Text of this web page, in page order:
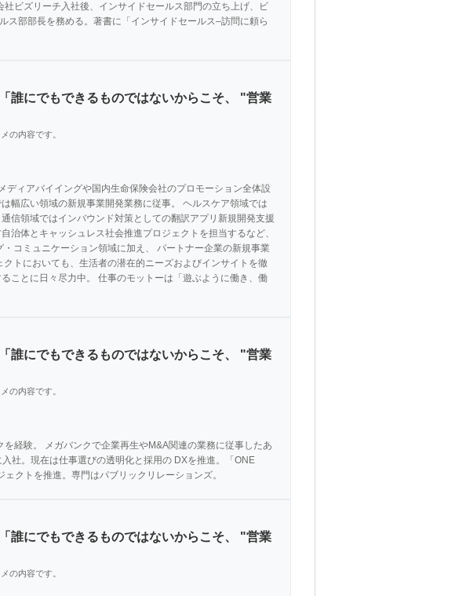
ビズリーチ⼊社後、インサイドセールス部⾨の⽴ち上げ、ビ
ス部部⻑を務める。著書に「インサイドセールス–訪問に頼ら
誰にでもできるものではないからこそ、 "営業
の内容です。
ィアバイイングや国内生命保険会社のプロモーション全体設
幅広い領域の新規事業開発業務に従事。 ヘルスケア領域では
信領域ではインバウンド対策としての翻訳アプリ新規開発支援
治体とキャッシュレス社会推進プロジェクトを担当するなど、
コミュニケーション領域に加え、 パートナー企業の新規事業
トにおいても、生活者の潜在的ニーズおよびインサイトを徹
ことに日々尽力中。 仕事のモットーは「遊ぶように働き、働
誰にでもできるものではないからこそ、 "営業
の内容です。
経験。 メガバンクで企業再⽣やM&A関連の業務に従事したあ
社。現在は仕事選びの透明化と採⽤の DXを推進。「ONE
クトを推進。専⾨はパブリックリレーションズ。
誰にでもできるものではないからこそ、 "営業
の内容です。